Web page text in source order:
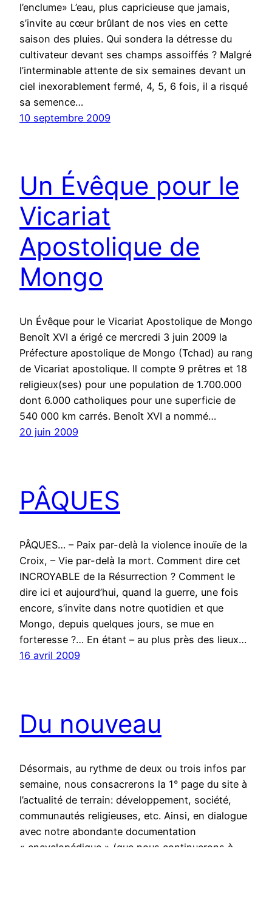
l’enclume» L’eau, plus capricieuse que jamais,
s’invite au cœur brûlant de nos vies en cette
saison des pluies. Qui sondera la détresse du
cultivateur devant ses champs assoiffés ? Malgré
l’interminable attente de six semaines devant un
ciel inexorablement fermé, 4, 5, 6 fois, il a risqué
sa semence…
10 septembre 2009
Un Évêque pour le
Vicariat
Apostolique de
Mongo
Un Évêque pour le Vicariat Apostolique de Mongo
Benoît XVI a érigé ce mercredi 3 juin 2009 la
Préfecture apostolique de Mongo (Tchad) au rang
de Vicariat apostolique. Il compte 9 prêtres et 18
religieux(ses) pour une population de 1.700.000
dont 6.000 catholiques pour une superficie de
540 000 km carrés. Benoît XVI a nommé…
20 juin 2009
PÂQUES
PÂQUES… – Paix par-delà la violence inouïe de la
Croix, – Vie par-delà la mort. Comment dire cet
INCROYABLE de la Résurrection ? Comment le
dire ici et aujourd’hui, quand la guerre, une fois
encore, s’invite dans notre quotidien et que
Mongo, depuis quelques jours, se mue en
forteresse ?… En étant – au plus près des lieux…
16 avril 2009
Du nouveau
Désormais, au rythme de deux ou trois infos par
semaine, nous consacrerons la 1° page du site à
l’actualité de terrain: développement, société,
communautés religieuses, etc. Ainsi, en dialogue
avec notre abondante documentation
« encyclopédique » (que nous continuerons à